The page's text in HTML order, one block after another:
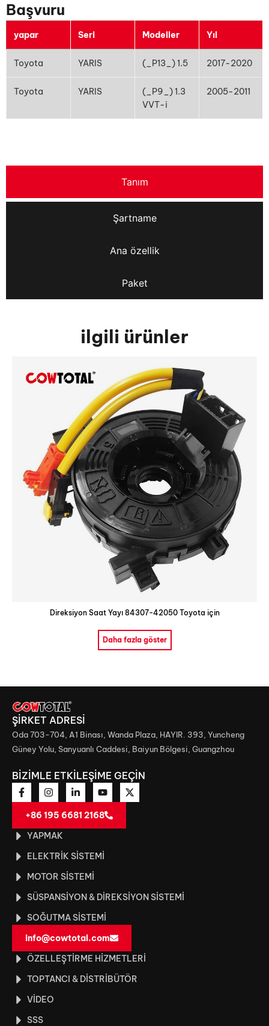
Başvuru
yapar Seri Modeller Yıl
Toyota YARIS (_P13_) 1.5 2017-2020
Toyota YARIS
(_P9_) 1.3
VVT-i
2005-2011
Tanım
Şartname
Ana özellik
Paket
ilgili ürünler
Direksiyon Saat Yayı 84307-42050 Toyota için
Daha fazla göster
ŞİRKET ADRESİ
Oda 703-704, A1 Binası, Wanda Plaza, HAYIR. 393, Yuncheng
Güney Yolu, Sanyuanlı Caddesi, Baiyun Bölgesi, Guangzhou
BİZİMLE ETKİLEŞİME GEÇİN
+86 195 6681 2168
YAPMAK
ELEKTRIK SISTEMI
MOTOR SISTEMI
SÜSPANSIYON & DIREKSIYON SISTEMI
SOĞUTMA SISTEMI
info@cowtotal.com
ÖZELLEŞTIRME HIZMETLERI
TOPTANCI & DISTRIBÜTÖR
VIDEO
SSS